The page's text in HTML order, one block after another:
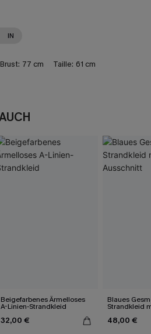
IN
Brust: 77 cm Taille: 61 cm
Beigefarbenes Ärmelloses
A-Linien-Strandkleid
32,00 €
Blaues
Strandkleid
48,00 €